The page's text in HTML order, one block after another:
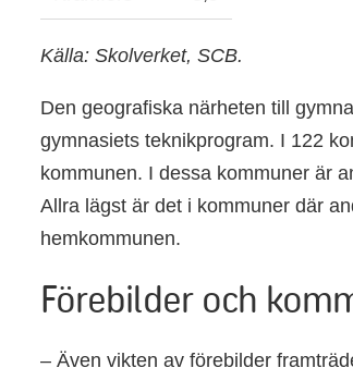
Källa: Skolverket, SCB.
Den geografiska närheten till
gymnasiets teknikprogram. I 122
kommunen. I dessa kommuner är
Allra lägst är det i kommuner där
hemkommunen.
Förebilder och
– Även vikten av förebilder